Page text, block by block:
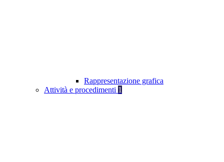
Rappresentazione grafica
Attività e procedimenti 1